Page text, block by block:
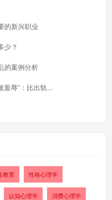
的新兴职业
少？
的案例分析
羞辱”：比出轨...
教育 性格心理学
认知心理学 消费心理学